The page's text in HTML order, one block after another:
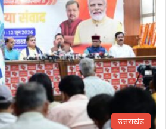
उत्तराखंड